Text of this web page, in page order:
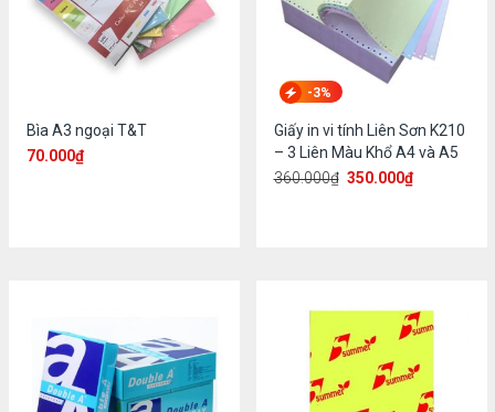
Bìa A3 ngoại T&T
70.000₫
-3%
Giấy in vi tính Liên Sơn K210
– 3 Liên Màu Khổ A4 và A5
360.000₫ 350.000₫